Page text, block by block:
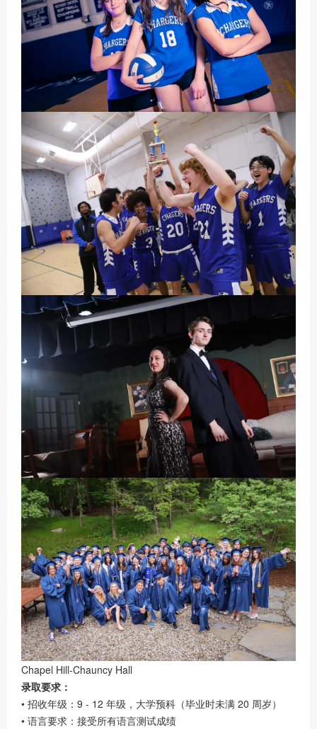
Chapel Hill-Chauncy Hall
录取要求：
• 招收年级：9 - 12 年级，大学预科（毕业时未满 20 周岁）
• 语言要求：接受所有语言测试成绩